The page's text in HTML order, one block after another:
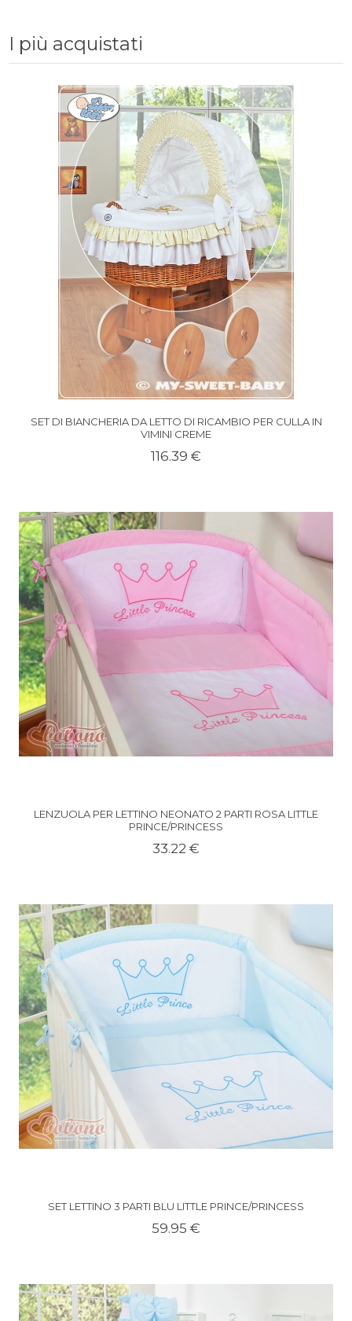
I più acquistati
SET DI BIANCHERIA DA LETTO DI RICAMBIO PER CULLA IN
VIMINI CREME
116.39 €
LENZUOLA PER LETTINO NEONATO 2 PARTI ROSA LITTLE
PRINCE/PRINCESS
33.22 €
SET LETTINO 3 PARTI BLU LITTLE PRINCE/PRINCESS
59.95 €